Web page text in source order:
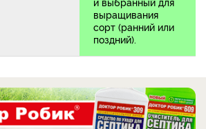
выращивания
сорт (ранний или
поздний).